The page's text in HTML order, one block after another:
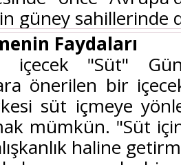
güney sahillerinde
Faydaları
içecek "Süt"
önerilen bir
süt içmeye
mümkün. "Süt
haline